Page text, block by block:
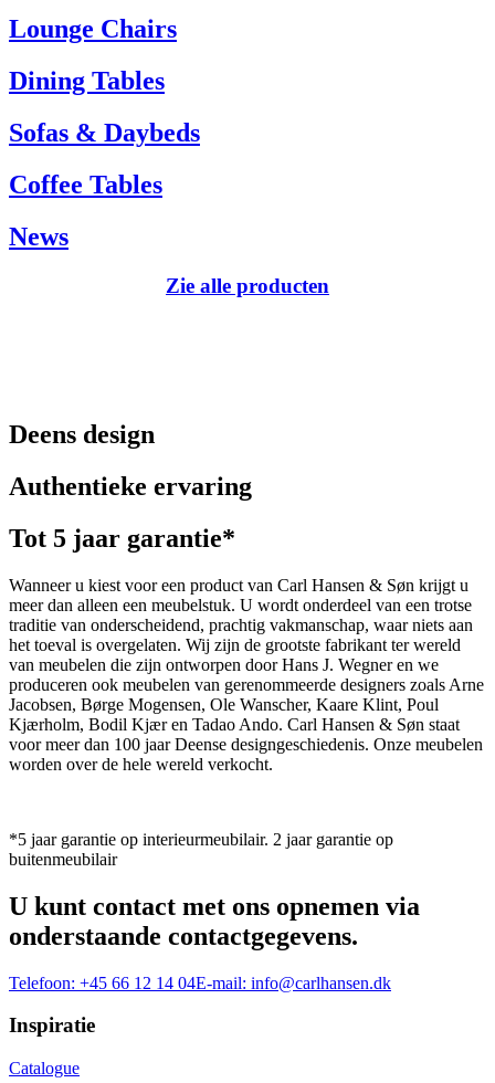
Tel.: +45 66 12 14 04
info@carlhansen.dk
Lounge Chairs
Dining Tables
Sofas & Daybeds
Coffee Tables
News
Zie alle producten
Deens design
Authentieke ervaring
Tot 5 jaar garantie*
Wanneer u kiest voor een product van Carl Hansen & Søn krijgt u
meer dan alleen een meubelstuk. U wordt onderdeel van een trotse
traditie van onderscheidend, prachtig vakmanschap, waar niets aan
het toeval is overgelaten. Wij zijn de grootste fabrikant ter wereld
van meubelen die zijn ontworpen door Hans J. Wegner en we
produceren ook meubelen van gerenommeerde designers zoals Arne
Jacobsen, Børge Mogensen, Ole Wanscher, Kaare Klint, Poul
Kjærholm, Bodil Kjær en Tadao Ando. Carl Hansen & Søn staat
voor meer dan 100 jaar Deense designgeschiedenis. Onze meubelen
worden over de hele wereld verkocht.
*5 jaar garantie op interieurmeubilair. 2 jaar garantie op
buitenmeubilair
U kunt contact met ons opnemen via
onderstaande contactgegevens.
Telefoon: +45 66 12 14 04E-mail: info@carlhansen.dk
Inspiratie
Catalogue